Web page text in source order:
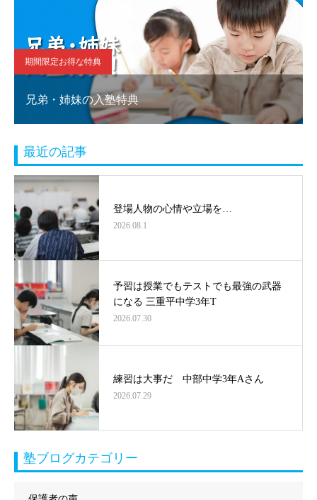
期間限定お得な特典
兄弟・姉妹の入塾特典
最近の記事
登場人物の心情や立場を…
2026.08.1
予習は授業でもテストでも最強の武器
になる 三重平中学3年T
2026.07.30
練習は大事だ 中部中学3年Aさん
2026.07.29
塾ブログカテゴリー